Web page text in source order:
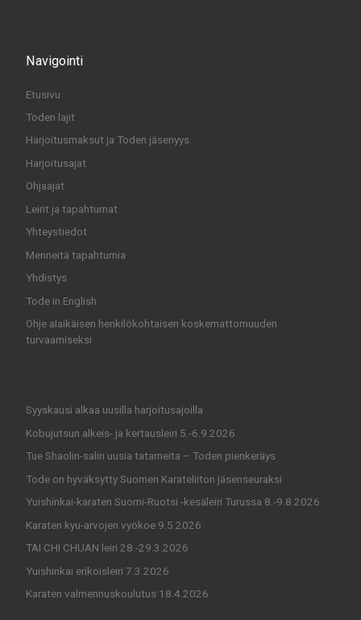
Navigointi
Etusivu
Toden lajit
Harjoitusmaksut ja Toden jäsenyys
Harjoitusajat
Ohjaajat
Leirit ja tapahtumat
Yhteystiedot
Menneitä tapahtumia
Yhdistys
Tode in English
Ohje alaikäisen henkilökohtaisen koskemattomuuden
turvaamiseksi
Syyskausi alkaa uusilla harjoitusajoilla
Kobujutsun alkeis- ja kertausleiri 5.-6.9.2026
Tue Shaolin-salin uusia tatameita – Toden pienkeräys
Tode on hyväksytty Suomen Karateliiton jäsenseuraksi
Yuishinkai-karaten Suomi-Ruotsi -kesäleiri Turussa 8.-9.8.2026
Karaten kyu-arvojen vyökoe 9.5.2026
TAI CHI CHUAN leiri 28.-29.3.2026
Yuishinkai erikoisleiri 7.3.2026
Karaten valmennuskoulutus 18.4.2026